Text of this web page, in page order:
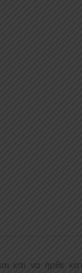
και να ήρθε